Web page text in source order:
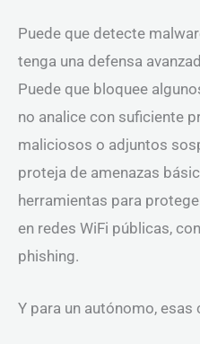
Puede que detecte
tenga una defensa
Puede que bloquee
no analice con suficiente
maliciosos o adjuntos
proteja de amenazas
herramientas para
en redes WiFi públicas,
phishing.
Y para un autónomo,